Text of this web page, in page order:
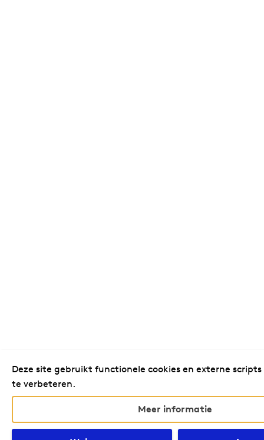
Deze site gebruikt functionele cookies en externe
te verbeteren.
Meer informatie